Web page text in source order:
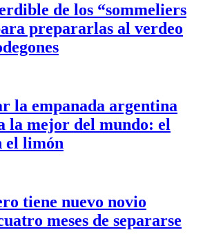
de los “sommeliers
prepararlas al verdeo
la empanada argentina
la mejor del mundo: el
el limón
tiene nuevo novio
meses de separarse